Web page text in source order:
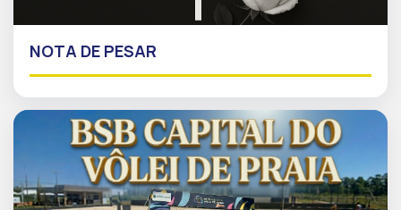
NOTA DE PESAR